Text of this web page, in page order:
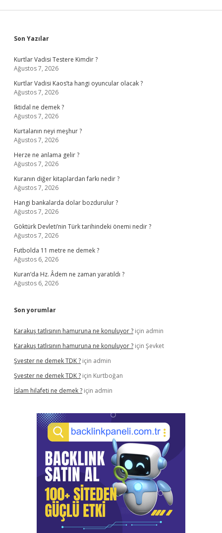
Sidebar
Son Yazılar
Kurtlar Vadisi Testere Kimdir ?
Ağustos 7, 2026
Kurtlar Vadisi Kaos’ta hangi oyuncular olacak ?
Ağustos 7, 2026
Iktidal ne demek ?
Ağustos 7, 2026
Kurtalanın neyi meşhur ?
Ağustos 7, 2026
Herze ne anlama gelir ?
Ağustos 7, 2026
Kuranın diğer kitaplardan farkı nedir ?
Ağustos 7, 2026
Hangi bankalarda dolar bozdurulur ?
Ağustos 7, 2026
Göktürk Devleti’nin Türk tarihindeki önemi nedir ?
Ağustos 7, 2026
Futbolda 11 metre ne demek ?
Ağustos 6, 2026
Kuran’da Hz. Âdem ne zaman yaratıldı ?
Ağustos 6, 2026
Son yorumlar
Karakuş tatlısının hamuruna ne konuluyor ? için admin
Karakuş tatlısının hamuruna ne konuluyor ? için Şevket
Şvester ne demek TDK ? için admin
Şvester ne demek TDK ? için Kurtboğan
İslam hilafeti ne demek ? için admin